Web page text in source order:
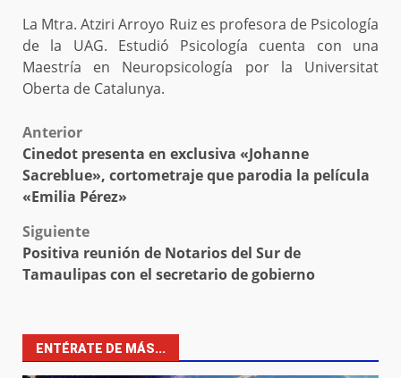
La Mtra. Atziri Arroyo Ruiz es profesora de Psicología
de la UAG. Estudió Psicología cuenta con una
Maestría en Neuropsicología por la Universitat
Oberta de Catalunya.
Post
navigation
Anterior
Cinedot presenta en exclusiva «Johanne
Sacreblue», cortometraje que parodia la película
«Emilia Pérez»
Siguiente
Positiva reunión de Notarios del Sur de
Tamaulipas con el secretario de gobierno
ENTÉRATE DE MÁS...